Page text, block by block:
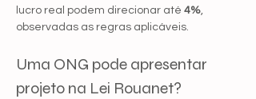
lucro real podem direcionar até 4%,
observadas as regras aplicáveis.
Uma ONG pode apresentar
projeto na Lei Rouanet?